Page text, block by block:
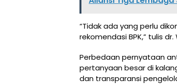
“Tidak ada yang perlu
rekomendasi BPK,” tulis
Perbedaan pernyataan
pertanyaan besar di
dan transparansi